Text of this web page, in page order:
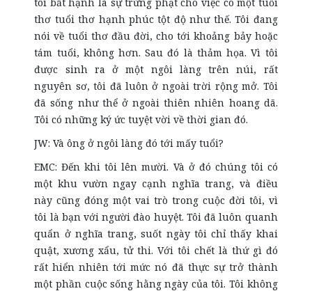
thơ tuổi thơ hạnh phúc tột độ như thế. Tôi đang
nói về tuổi thơ đầu đời, cho tới khoảng bảy hoặc
tám tuổi, không hơn. Sau đó là thảm họa. Vì tôi
được sinh ra ở một ngôi làng trên núi, rất
nguyên sơ, tôi đã luôn ở ngoài trời rộng mở. Tôi
đã sống như thể ở ngoài thiên nhiên hoang dã.
Tôi có những ký ức tuyệt vời về thời gian đó.
JW: Và ông ở ngôi làng đó tới mấy tuổi?
EMC: Đến khi tôi lên mười. Và ở đó chúng tôi có
một khu vườn ngay cạnh nghĩa trang, và điều
này cũng đóng một vai trò trong cuộc đời tôi, vì
tôi là bạn với người đào huyệt. Tôi đã luôn quanh
quẩn ở nghĩa trang, suốt ngày tôi chỉ thấy khai
quật, xương xẩu, tử thi. Với tôi chết là thứ gì đó
rất hiển nhiên tới mức nó đã thực sự trở thành
một phần cuộc sống hằng ngày của tôi. Tôi không